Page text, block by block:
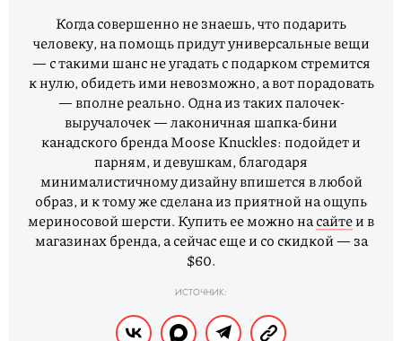
Когда совершенно не знаешь, что подарить
человеку, на помощь придут универсальные вещи
— с такими шанс не угадать с подарком стремится
к нулю, обидеть ими невозможно, а вот порадовать
— вполне реально. Одна из таких палочек-
выручалочек — лаконичная шапка-бини
канадского бренда Moose Knuckles: подойдет и
парням, и девушкам, благодаря
минималистичному дизайну впишется в любой
образ, и к тому же сделана из приятной на ощупь
мериносовой шерсти. Купить ее можно насайтеи в
магазинах бренда, а сейчас еще и со скидкой — за
$60.
ИСТОЧНИК: